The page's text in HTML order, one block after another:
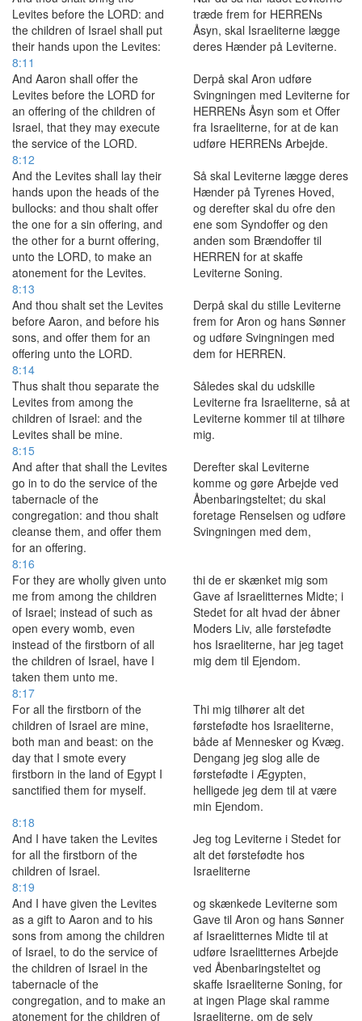
Levites before the LORD: and
the children of Israel shall put
their hands upon the Levites:
træde frem for HERRENs
Åsyn, skal Israeliterne lægge
deres Hænder på Leviterne.
8:11
And Aaron shall offer the
Levites before the LORD for
an offering of the children of
Israel, that they may execute
the service of the LORD.
Derpå skal Aron udføre
Svingningen med Leviterne for
HERRENs Åsyn som et Offer
fra Israeliterne, for at de kan
udføre HERRENs Arbejde.
8:12
And the Levites shall lay their
hands upon the heads of the
bullocks: and thou shalt offer
the one for a sin offering, and
the other for a burnt offering,
unto the LORD, to make an
atonement for the Levites.
Så skal Leviterne lægge deres
Hænder på Tyrenes Hoved,
og derefter skal du ofre den
ene som Syndoffer og den
anden som Brændoffer til
HERREN for at skaffe
Leviterne Soning.
8:13
And thou shalt set the Levites
before Aaron, and before his
sons, and offer them for an
offering unto the LORD.
Derpå skal du stille Leviterne
frem for Aron og hans Sønner
og udføre Svingningen med
dem for HERREN.
8:14
Thus shalt thou separate the
Levites from among the
children of Israel: and the
Levites shall be mine.
Således skal du udskille
Leviterne fra Israeliterne, så at
Leviterne kommer til at tilhøre
mig.
8:15
And after that shall the Levites
go in to do the service of the
tabernacle of the
congregation: and thou shalt
cleanse them, and offer them
for an offering.
Derefter skal Leviterne
komme og gøre Arbejde ved
Åbenbaringsteltet; du skal
foretage Renselsen og udføre
Svingningen med dem,
8:16
For they are wholly given unto
me from among the children
of Israel; instead of such as
open every womb, even
instead of the firstborn of all
the children of Israel, have I
taken them unto me.
thi de er skænket mig som
Gave af Israelitternes Midte; i
Stedet for alt hvad der åbner
Moders Liv, alle førstefødte
hos Israeliterne, har jeg taget
mig dem til Ejendom.
8:17
For all the firstborn of the
children of Israel are mine,
both man and beast: on the
day that I smote every
firstborn in the land of Egypt I
sanctified them for myself.
Thi mig tilhører alt det
førstefødte hos Israeliterne,
både af Mennesker og Kvæg.
Dengang jeg slog alle de
førstefødte i Ægypten,
helligede jeg dem til at være
min Ejendom.
8:18
And I have taken the Levites
for all the firstborn of the
children of Israel.
Jeg tog Leviterne i Stedet for
alt det førstefødte hos
Israeliterne
8:19
And I have given the Levites
as a gift to Aaron and to his
sons from among the children
of Israel, to do the service of
the children of Israel in the
tabernacle of the
congregation, and to make an
atonement for the children of
og skænkede Leviterne som
Gave til Aron og hans Sønner
af Israelitternes Midte til at
udføre Israelitternes Arbejde
ved Åbenbaringsteltet og
skaffe Israeliterne Soning, for
at ingen Plage skal ramme
Israeliterne, om de selv